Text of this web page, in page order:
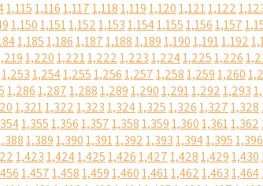
1,1151,1161,1171,1181,1191,1201,1211,122
1,1501,1511,1521,1531,1541,1551,1561,157
1,1851,1861,1871,1881,1891,1901,1911,192
1,2201,2211,2221,2231,2241,2251,226
1,2531,2541,2551,2561,2571,2581,2591,260
1,2861,2871,2881,2891,2901,2911,2921,293
1,3211,3221,3231,3241,3251,3261,3271,328
1,3551,3561,3571,3581,3591,3601,3611,362
1,3891,3901,3911,3921,3931,3941,3951,396
1,4231,4241,4251,4261,4271,4281,4291,430
1,4571,4581,4591,4601,4611,4621,4631,464